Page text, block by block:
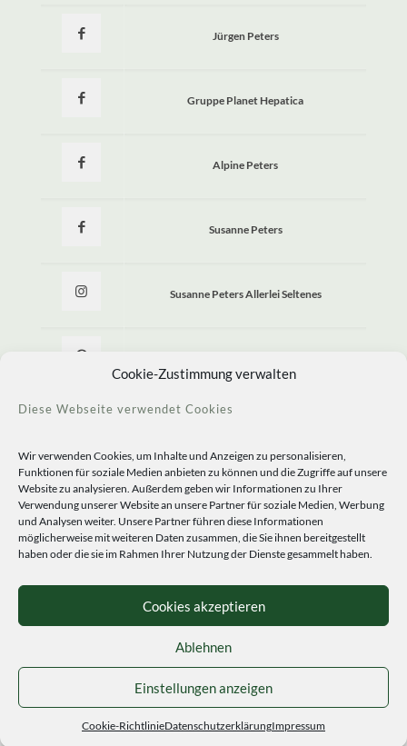
Cookie-Zustimmung verwalten
Diese Webseite verwendet Cookies
Wir verwenden Cookies, um Inhalte und Anzeigen zu personalisieren,
Funktionen für soziale Medien anbieten zu können und die Zugriffe auf unsere
Website zu analysieren. Außerdem geben wir Informationen zu Ihrer
Verwendung unserer Website an unsere Partner für soziale Medien, Werbung
und Analysen weiter. Unsere Partner führen diese Informationen
möglicherweise mit weiteren Daten zusammen, die Sie ihnen bereitgestellt
haben oder die sie im Rahmen Ihrer Nutzung der Dienste gesammelt haben.
Cookies akzeptieren
Ablehnen
Einstellungen anzeigen
Cookie-RichtlinieDatenschutzerklärungImpressum
Jürgen Peters
Gruppe Planet Hepatica
Alpine Peters
Susanne Peters
Susanne Peters Allerlei Seltenes